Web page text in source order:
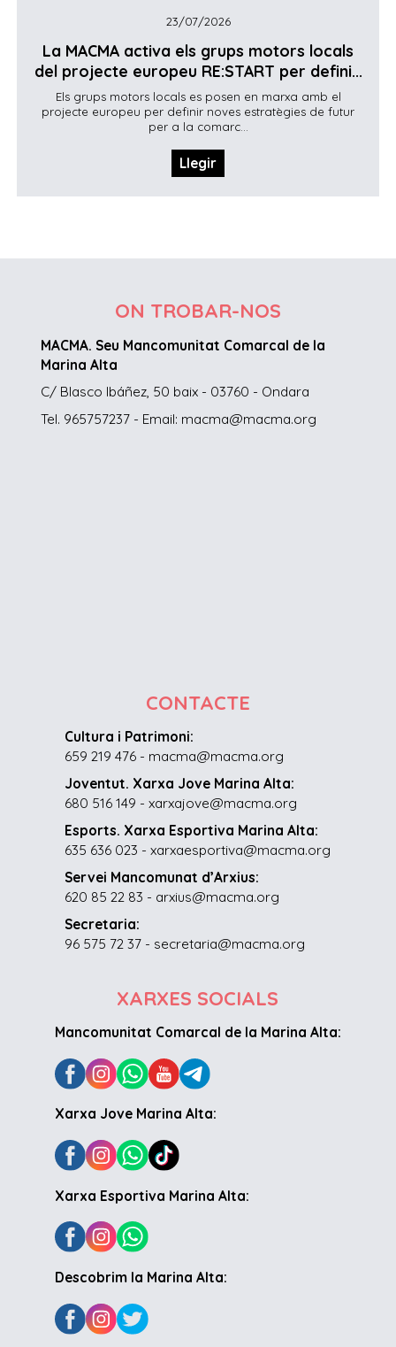
23/07/2026
La MACMA activa els grups motors locals
del projecte europeu RE:START per defini...
Els grups motors locals es posen en marxa amb el
projecte europeu per definir noves estratègies de futur
per a la comarc...
Llegir
ON TROBAR-NOS
MACMA. Seu Mancomunitat Comarcal de la
Marina Alta
C/ Blasco Ibáñez, 50 baix - 03760 - Ondara
Tel. 965757237 - Email: macma@macma.org
CONTACTE
Cultura i Patrimoni:
659 219 476 - macma@macma.org
Joventut. Xarxa Jove Marina Alta:
680 516 149 - xarxajove@macma.org
Esports. Xarxa Esportiva Marina Alta:
635 636 023 - xarxaesportiva@macma.org
Servei Mancomunat d’Arxius:
620 85 22 83 - arxius@macma.org
Secretaria:
96 575 72 37 - secretaria@macma.org
XARXES SOCIALS
Mancomunitat Comarcal de la Marina Alta:
Xarxa Jove Marina Alta:
Xarxa Esportiva Marina Alta:
Descobrim la Marina Alta: